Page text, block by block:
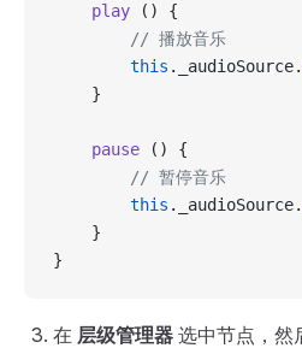
    play
() {
        // 播放音乐
        this
._audioSource.
    }
    pause
() {
        // 暂停音乐
        this
._audioSource.
    }
}
在 层级管理器 选中节点，然